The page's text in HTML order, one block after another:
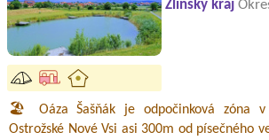
Zlínský kraj
🏖️ Oáza Šašňák je odpočinková zóna v
Ostrožské Nové Vsi asi 300m od písečného